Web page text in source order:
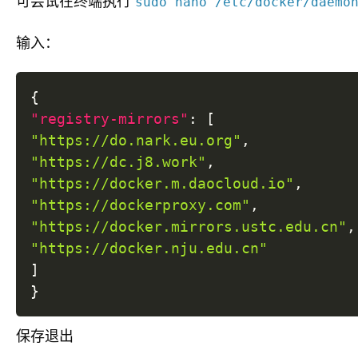
输入：
{
"registry-mirrors" :
[
"https://do.nark.eu.org" ,
"https://dc.j8.work" ,
"https://docker.m.daocloud.io" ,
"https://dockerproxy.com" ,
"https://docker.mirrors.ustc.edu.cn" ,
"https://docker.nju.edu.cn"
]
}
保存退出